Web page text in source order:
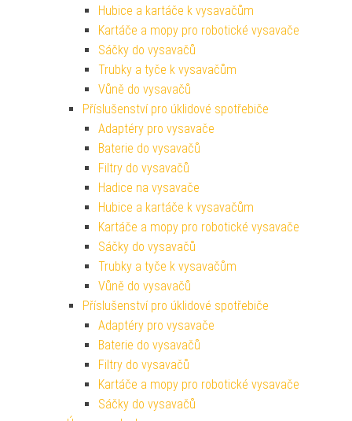
Hubice a kartáče k vysavačům
Kartáče a mopy pro robotické vysavače
Sáčky do vysavačů
Trubky a tyče k vysavačům
Vůně do vysavačů
Příslušenství pro úklidové spotřebiče
Adaptéry pro vysavače
Baterie do vysavačů
Filtry do vysavačů
Hadice na vysavače
Hubice a kartáče k vysavačům
Kartáče a mopy pro robotické vysavače
Sáčky do vysavačů
Trubky a tyče k vysavačům
Vůně do vysavačů
Příslušenství pro úklidové spotřebiče
Adaptéry pro vysavače
Baterie do vysavačů
Filtry do vysavačů
Kartáče a mopy pro robotické vysavače
Sáčky do vysavačů